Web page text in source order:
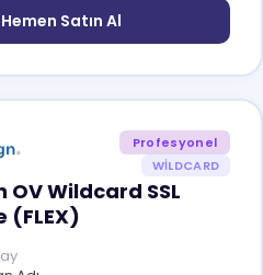
Hemen Satın Al
Profesyonel
WILDCARD
OV Wildcard SSL